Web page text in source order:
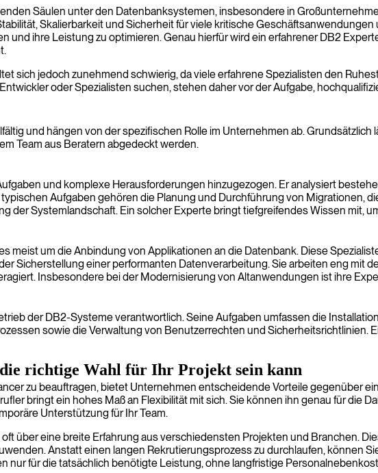
und stellen sicher, dass Ihre Datenbanklösungen nicht nur zuverlässig
Säulen unter den Datenbanksystemen, insbesondere in
Skalierbarkeit und Sicherheit für viele kritische
und ihre Leistung zu optimieren. Genau hierfür wird ein erfahrener DB2
sich jedoch zunehmend schwierig, da viele erfahrene Spezialisten den
oder Spezialisten suchen, stehen daher vor der Aufgabe,
und hängen von der spezifischen Rolle im Unternehmen ab.
Team aus Beratern abgedeckt werden.
und komplexe Herausforderungen hinzugezogen. Er analysiert
Aufgaben gehören die Planung und Durchführung von Migrationen,
der Systemlandschaft. Ein solcher Experte bringt tiefgreifendes Wissen mit,
meist um die Anbindung von Applikationen an die Datenbank. Diese
Sicherstellung einer performanten Datenverarbeitung. Sie arbeiten eng mit
Insbesondere bei der Modernisierung von Altanwendungen ist ihre
der DB2-Systeme verantwortlich. Seine Aufgaben umfassen die
sowie die Verwaltung von Benutzerrechten und Sicherheitsrichtlinien.
richtige Wahl für Ihr Projekt sein kann
zu beauftragen, bietet Unternehmen entscheidende Vorteile gegenüber
bringt ein hohes Maß an Flexibilität mit sich. Sie können ihn genau für die
Unterstützung für Ihr Team.
über eine breite Erfahrung aus verschiedensten Projekten und Branchen.
Anstatt einen langen Rekrutierungsprozess zu durchlaufen, können
nur für die tatsächlich benötigte Leistung, ohne langfristige